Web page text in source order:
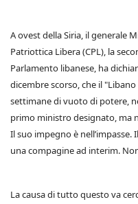
A ovest della Siria, il generale
Patriottica Libera (CPL), la
Parlamento libanese, ha
dicembre scorso, che il
settimane di vuoto di potere,
primo ministro designato, ma
Il suo impegno è
una compagine ad interim.
La causa di tutto questo va